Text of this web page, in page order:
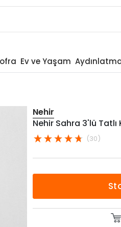
Ev ve Yaşam
Nehir
Nehir Sahra 3'lü Tatlı
(30)